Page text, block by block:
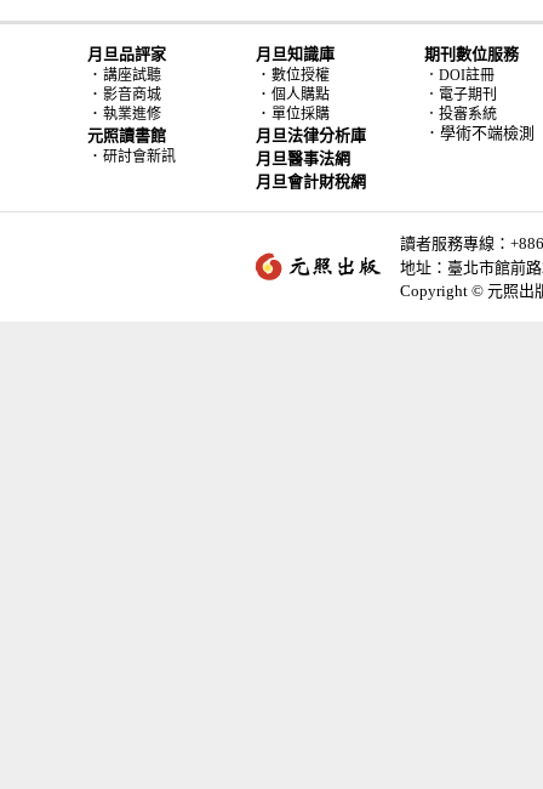
月旦品評家
． 講座試聽
． 影音商城
． 執業進修
元照讀書館
． 研討會新訊
月旦知識庫
． 數位授權
． 個人購點
． 單位採購
月旦法律分析庫
月旦醫事法網
月旦會計財稅網
期刊數位服務
．DOI註冊
．電子期刊
．投審系統
．學術不端檢測
讀者服務專線：
地址：臺北市館前
Copyright © 元照出